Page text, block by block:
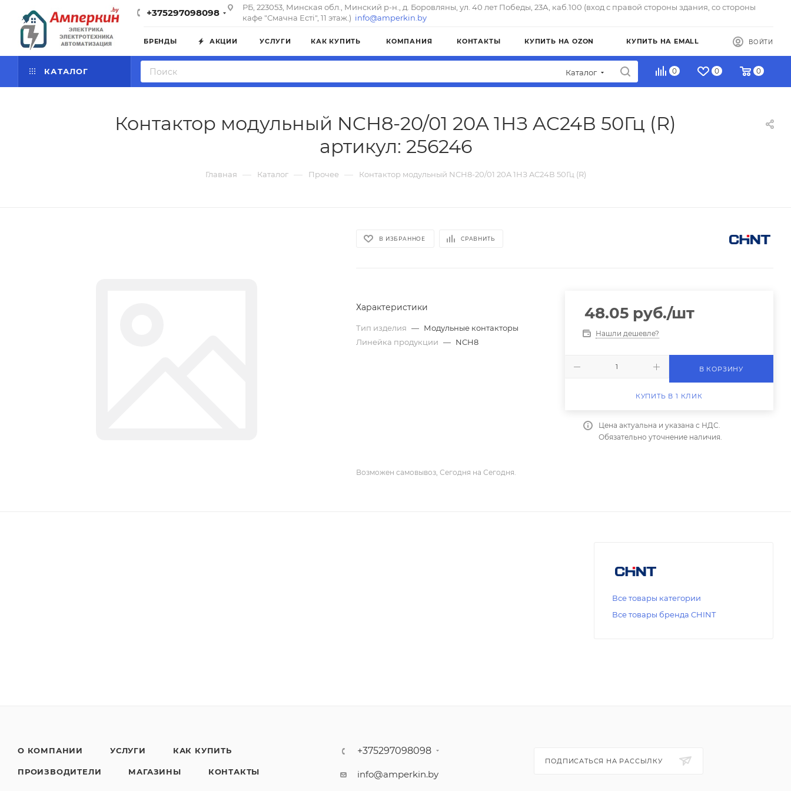
+375297098098
РБ, 223053, Минская обл., Минский р-н., д. Боровляны, ул. 40 лет Победы, 23А, каб.100 (вход с правой стороны здания, со стороны
кафе "Смачна Естi", 11 этаж.) info@amperkin.by
БРЕНДЫ АКЦИИ УСЛУГИ КАК КУПИТЬ КОМПАНИЯ КОНТАКТЫ КУПИТЬ НА OZON КУПИТЬ НА EMALL ВОЙТИ
КАТАЛОГ Каталог 0 0 0
Контактор модульный NCH8-20/01 20A 1НЗ AC24В 50Гц (R)
артикул: 256246
Главная — Каталог — Прочее — Контактор модульный NCH8-20/01 20A 1НЗ AC24В 50Гц (R)
В ИЗБРАННОЕ СРАВНИТЬ
Характеристики
Тип изделия — Модульные контакторы
Линейка продукции — NCH8
48.05руб./шт
Нашли дешевле?
В КОРЗИНУ
КУПИТЬ В 1 КЛИК
Цена актуальна и указана с НДС.
Обязательно уточнение наличия.
Возможен самовывоз, Сегодня на Сегодня.
Все товары категории
Все товары бренда CHINT
О КОМПАНИИ УСЛУГИ КАК КУПИТЬ
ПРОИЗВОДИТЕЛИ МАГАЗИНЫ КОНТАКТЫ
+375297098098
info@amperkin.by
ПОДПИСАТЬСЯ НА РАССЫЛКУ